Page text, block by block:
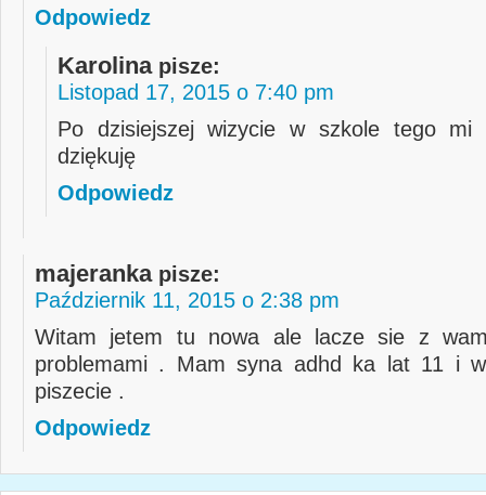
Odpowiedz
Karolina pisze:
Listopad 17, 2015 o 7:40 pm
Po dzisiejszej wizycie w szkole tego mi
dziękuję
Odpowiedz
majeranka pisze:
Październik 11, 2015 o 2:38 pm
Witam jetem tu nowa ale lacze sie z
problemami . Mam syna adhd ka lat 11 i
piszecie .
Odpowiedz